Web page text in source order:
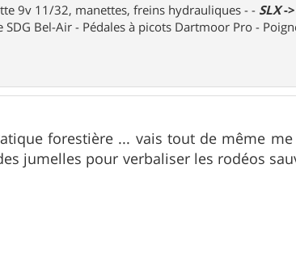
9v 11/32, manettes, freins hydrauliques - - SLX->
Bel-Air - Pédales à picots Dartmoor Pro -
forestière ... vais tout de même
jumelles pour verbaliser les rodéos